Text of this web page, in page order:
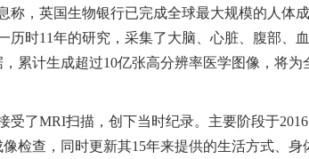
称，英国生物银行已完成全球最大规模的人体成
时11年的研究，采集了大脑、心脏、腹部、血
累计生成超过10亿张高分辨率医学图像，将为
受了MRI扫描，创下当时纪录。主要阶段于2016
检查，同时更新其15年来提供的生活方式、身